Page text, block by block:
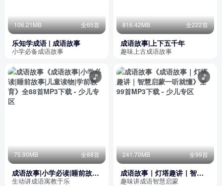
106.21MB 全65首
乐知学成语 | 成语故事
小学必备成语故事
816.42MB 全222首
成语故事|上下五千年
趣味上古成语故事
75.90MB 全88首
成语故事|小学必读|睡前故事|
儿童读物|学前教育
生动讲成语寓教于乐
241.70MB 全99首
成语故事｜灯塔趣讲｜智慧
启蒙一听就懂
趣味讲成语智慧启蒙